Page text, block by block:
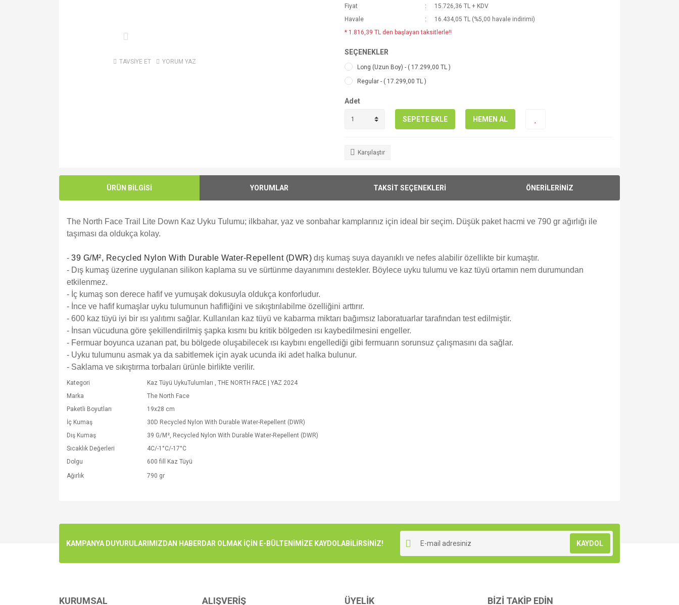
TAVSİYE ET YORUM YAZ
Fiyat
15.726,36 TL + KDV
Havale
16.434,05 TL (%5,00 havale indirimi)
* 1.816,39 TL den başlayan taksitlerle!!
SEÇENEKLER
Long (Uzun Boy) - ( 17.299,00 TL )
Regular - ( 17.299,00 TL )
Adet
SEPETE EKLE HEMEN AL
Karşılaştır
ÜRÜN BİLGİSİ YORUMLAR TAKSİT SEÇENEKLERİ ÖNERİLERİNİZ
The North Face Trail Lite Down Kaz Uyku Tulumu; ilkbahar, yaz ve sonbahar kamplarınız için ideal bir seçim. Düşük paket hacmi ve 790 gr ağırlığı ile
taşıması da oldukça kolay.
- 39 G/M², Recycled Nylon With Durable Water-Repellent (DWR) dış kumaş suya dayanıklı ve nefes alabilir özellikte bir kumaştır.
- Dış kumaş üzerine uygulanan silikon kaplama su ve sürtünme dayanımını destekler. Böylece uyku tulumu ve kaz tüyü ortamın nem durumundan
etkilenmez.
- İç kumaş son derece hafif ve yumuşak dokusuyla oldukça konforludur.
- İnce ve hafif kumaşlar uyku tulumunun hafifliğini ve sıkıştırılabilme özelliğini arttırır.
- 600 kaz tüyü iyi bir ısı yalıtımı sağlar. Kullanılan kaz tüyü ve kabarma miktarı bağımsız laboratuarlar tarafından test edilmiştir.
- İnsan vücuduna göre şekillendirilmiş şapka kısmı bu kritik bölgeden ısı kaybedilmesini engeller.
- Fermuar boyunca uzanan pat, bu bölgede oluşabilecek ısı kaybını engellediği gibi fermuarın sorunsuz çalışmasını da sağlar.
- Uyku tulumunu asmak ya da sabitlemek için ayak ucunda iki adet halka bulunur.
- Saklama ve sıkıştırma torbaları ürünle birlikte verilir.
Kategori Kaz Tüyü UykuTulumları , THE NORTH FACE | YAZ 2024
Marka
The North Face
Paketli Boyutları
19x28 cm
İç Kumaş
30D Recycled Nylon With Durable Water-Repellent (DWR)
Dış Kumaş
39 G/M², Recycled Nylon With Durable Water-Repellent (DWR)
Sıcaklık Değerleri
4C/-1°C/-17°C
Dolgu
600 fill Kaz Tüyü
Ağırlık
790 gr
Ürün resmi kalitesiz, bozuk veya görüntülenemiyor.
Bu ürüne benzer farklı alternatifler olmalı.
KAMPANYA DUYURULARIMIZDAN HABERDAR OLMAK İÇİN E-BÜLTENİMİZE KAYDOLABİLİRSİNİZ! KAYDOL
KURUMSAL ALIŞVERİŞ ÜYELİK BİZİ TAKİP EDİN